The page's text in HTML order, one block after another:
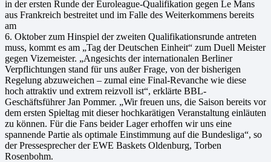
in der ersten Runde der Euroleague-Qualifikation gegen Le Mans
aus Frankreich bestreitet und im Falle des Weiterkommens bereits
am
6. Oktober zum Hinspiel der zweiten Qualifikationsrunde antreten
muss, kommt es am „Tag der Deutschen Einheit“ zum Duell Meister
gegen Vizemeister. „Angesichts der internationalen Berliner
Verpflichtungen stand für uns außer Frage, von der bisherigen
Regelung abzuweichen – zumal eine Final-Revanche wie diese
hoch attraktiv und extrem reizvoll ist“, erklärte BBL-
Geschäftsführer Jan Pommer. „Wir freuen uns, die Saison bereits vor
dem ersten Spieltag mit dieser hochkarätigen Veranstaltung einläuten
zu können. Für die Fans beider Lager erhoffen wir uns eine
spannende Partie als optimale Einstimmung auf die Bundesliga“, so
der Pressesprecher der EWE Baskets Oldenburg, Torben
Rosenbohm.